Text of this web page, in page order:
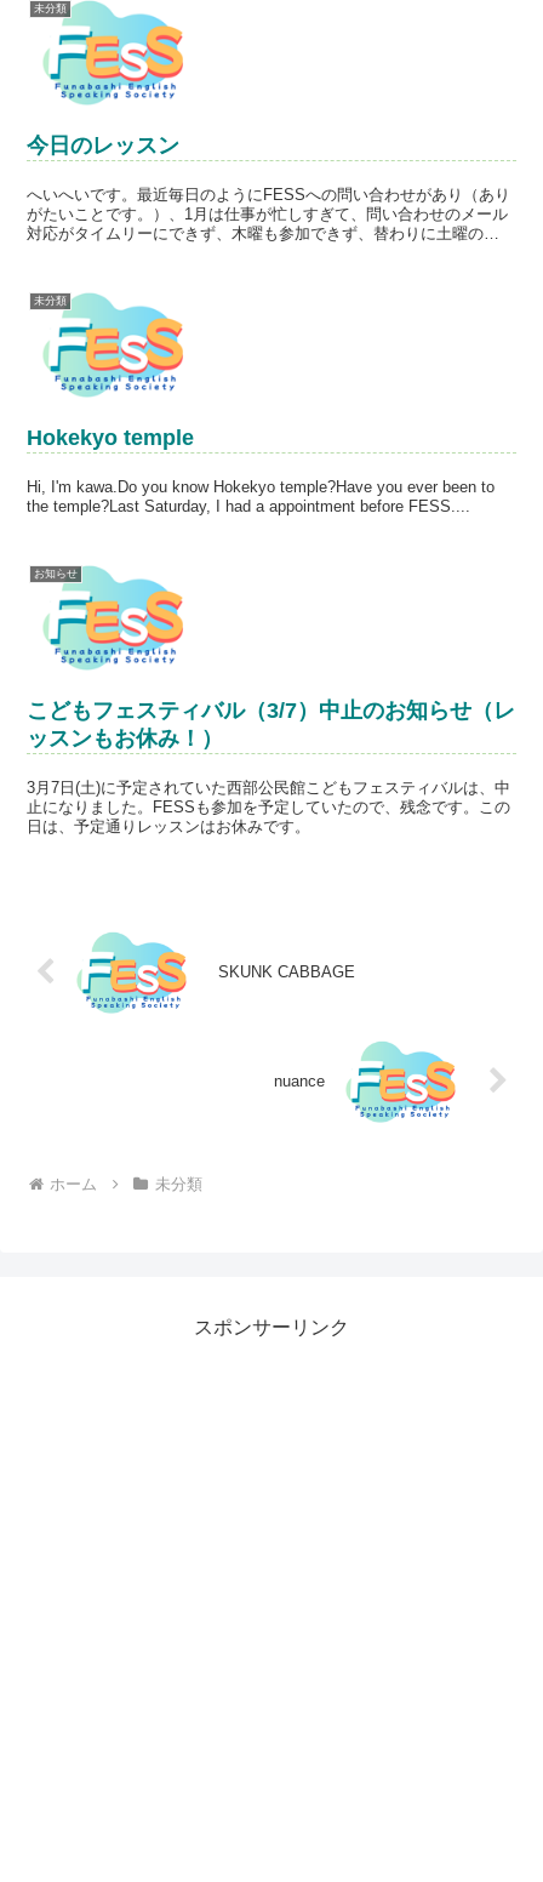
未分類
今日のレッスン
へいへいです。最近毎日のようにFESSへの問い合わせがあり（あり
がたいことです。）、1月は仕事が忙しすぎて、問い合わせのメール
対応がタイムリーにできず、木曜も参加できず、替わりに土曜の
未分類
Hokekyo temple
Hi, I'm kawa.Do you know Hokekyo temple?Have you ever been to
the temple?Last Saturday, I had a appointment before FESS....
お知らせ
こどもフェスティバル（3/7）中止のお知らせ（レ
ッスンもお休み！）
3月7日(土)に予定されていた西部公民館こどもフェスティバルは、中
止になりました。FESSも参加を予定していたので、残念です。この
日は、予定通りレッスンはお休みです。
SKUNK CABBAGE
nuance
ホーム 未分類
スポンサーリンク